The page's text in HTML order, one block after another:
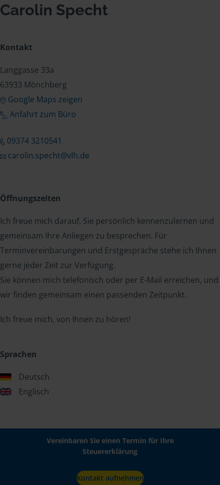
Carolin Specht
Kontakt
Langgasse 33a
63933 Mönchberg
Google Maps zeigen
Anfahrt zum Büro
09374 3210541
carolin.specht@vlh.de
Öffnungszeiten
Ich freue mich darauf, Sie persönlich kennenzulernen und
gemeinsam Ihre Anliegen zu besprechen. Für
Terminvereinbarungen und Erstgespräche stehe ich Ihnen
gerne jeder Zeit zur Verfügung.
Sie können mich telefonisch oder per E-Mail erreichen, und
wir finden gemeinsam einen passenden Zeitpunkt.
Ich freue mich, von Ihnen zu hören!
Sprachen
Deutsch
Englisch
Vereinbaren Sie einen Termin für Ihre
Steuererklärung
Kontakt aufnehmen